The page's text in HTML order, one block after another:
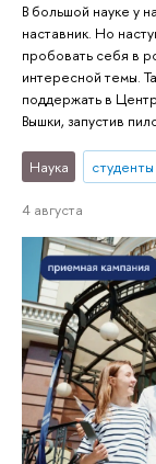
В большой науке у
наставник. Но
пробовать себя в
интересной темы.
поддержать в
Вышки, запустив
Наука студенты
4 августа